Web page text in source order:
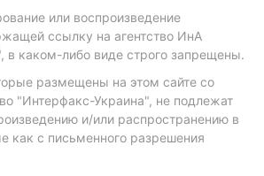
или воспроизведение
ссылку на агентство ИнА
в каком-либо виде строго запрещены.
размещены на этом сайте со
"Интерфакс-Украина", не подлежат
и/или распространению в
как с письменного разрешения